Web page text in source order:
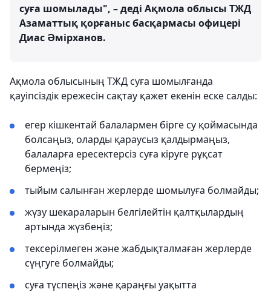
суға шомылады", – деді Ақмола облысы ТЖД
Азаматтық қорғаныс басқармасы офицері
Диас Әмірханов.
Ақмола облысының ТЖД суға шомылғанда
қауіпсіздік ережесін сақтау қажет екенін еске салды:
егер кішкентай балалармен бірге су қоймасында
болсаңыз, оларды қараусыз қалдырмаңыз,
балаларға ересектерсіз суға кіруге рұқсат
бермеңіз;
тыйым салынған жерлерде шомылуға болмайды;
жүзу шекараларын белгілейтін қалтқылардың
артында жүзбеңіз;
тексерілмеген және жабдықталмаған жерлерде
сүңгуге болмайды;
суға түспеңіз және қараңғы уақытта